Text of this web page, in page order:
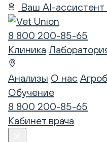
Ваш AI-ассистент
8 800 200-85-65
Клиника
Анализы О нас
Обучение
8 800 200-85-65
Кабинет врача